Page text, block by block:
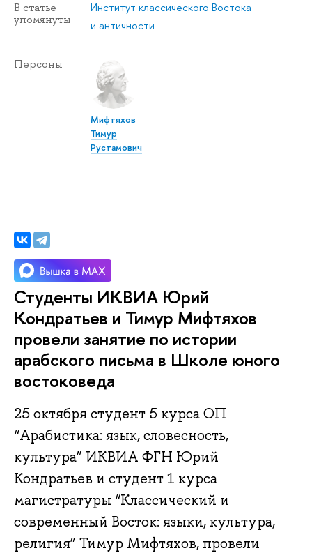
Студенты ИКВИА Юрий
Кондратьев и Тимур Мифтяхов
провели занятие по истории
арабского письма в Школе юного
востоковеда
25 октября студент 5 курса ОП
“Арабистика: язык, словесность,
культура” ИКВИА ФГН Юрий
Кондратьев и студент 1 курса
магистратуры “Классический и
современный Восток: языки, культура,
религия” Тимур Мифтяхов, провели
В статье
упомянуты
Институт классического Востока
и античности
Персоны
Мифтяхов
Тимур
Рустамович